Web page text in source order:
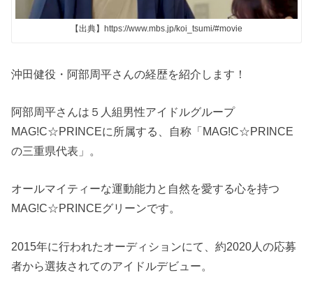
【出典】https://www.mbs.jp/koi_tsumi/#movie
沖田健役・阿部周平さんの経歴を紹介します！
阿部周平さんは５人組男性アイドルグループ
MAG!C☆PRINCEに所属する、自称「MAG!C☆PRINCE
の三重県代表」。
オールマイティーな運動能力と自然を愛する心を持つ
MAG!C☆PRINCEグリーンです。
2015年に行われたオーディションにて、約2020人の応募
者から選抜されてのアイドルデビュー。